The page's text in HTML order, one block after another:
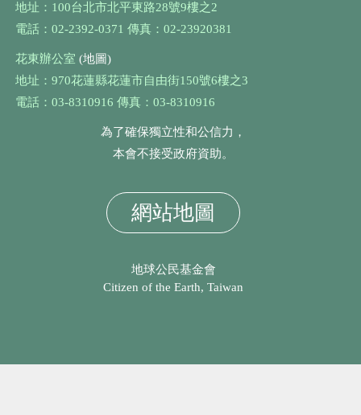
地址：100台北市北平東路28號9樓之2
電話：02-2392-0371 傳真：02-23920381
花東辦公室 (地圖)
地址：970花蓮縣花蓮市自由街150號6樓之3
電話：03-8310916 傳真：03-8310916
為了確保獨立性和公信力，
本會不接受政府資助。
網站地圖
地球公民基金會
Citizen of the Earth, Taiwan